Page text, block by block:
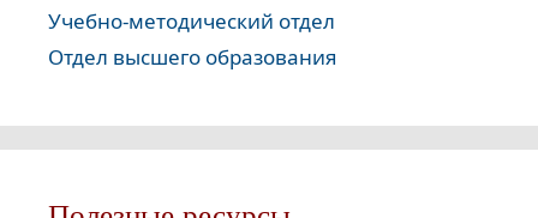
Учебно-методический отдел
Отдел высшего образования